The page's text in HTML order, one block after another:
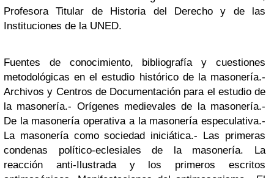
Profesora Titular de Historia del Derecho y de las
Instituciones de la UNED.
Fuentes de conocimiento, bibliografía y cuestiones
metodológicas en el estudio histórico de la masonería.-
Archivos y Centros de Documentación para el estudio de
la masonería.- Orígenes medievales de la masonería.-
De la masonería operativa a la masonería especulativa.-
La masonería como sociedad iniciática.- Las primeras
condenas político-eclesiales de la masonería. La
reacción anti-Ilustrada y los primeros escritos